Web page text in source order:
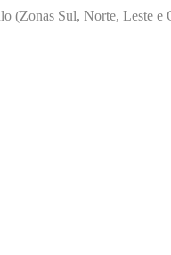
(Zonas Sul, Norte, Leste e